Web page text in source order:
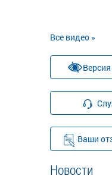
Все видео »
Ваши
Новости